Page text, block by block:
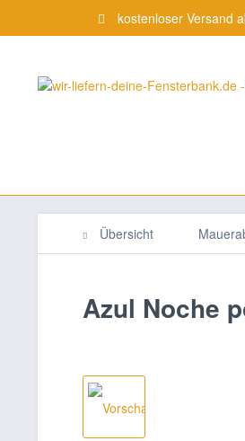
kostenloser Versand
Übersicht
Azul Noche